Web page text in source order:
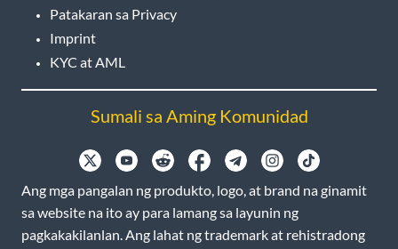
Patakaran sa Privacy
Imprint
KYC at AML
Sumali sa Aming Komunidad
Ang mga pangalan ng produkto, logo, at brand na ginamit
sa website na ito ay para lamang sa layunin ng
pagkakakilanlan. Ang lahat ng trademark at rehistradong